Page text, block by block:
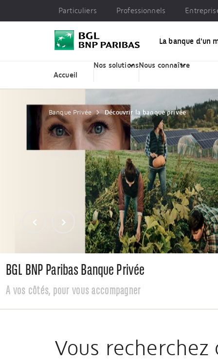
Professionnels Entreprises
Particuliers Professionnels
La banque d'un
Accueil
Nos solutionsNous connaître
Banque Privée Découvrir la banque privée
BGL BNP Paribas Banque Privée
A vos côtés, pour vous accompagner
Vous